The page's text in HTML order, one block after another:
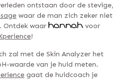
ontstaan door de stevige,
waar de man zich zeker niet
Ontdek waar
voor
!
zal met de Skin Analyzer het
waarde van je huid meten.
gaat de huidcoach je